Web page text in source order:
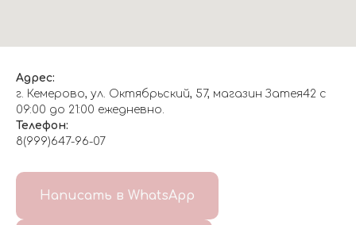
Адрес:
г. Кемерово, ул. Октябрьский, 57, магазин Затея42 с
09:00 до 21:00 ежедневно.
Телефон:
8(999)647-96-07
Написать в WhatsApp